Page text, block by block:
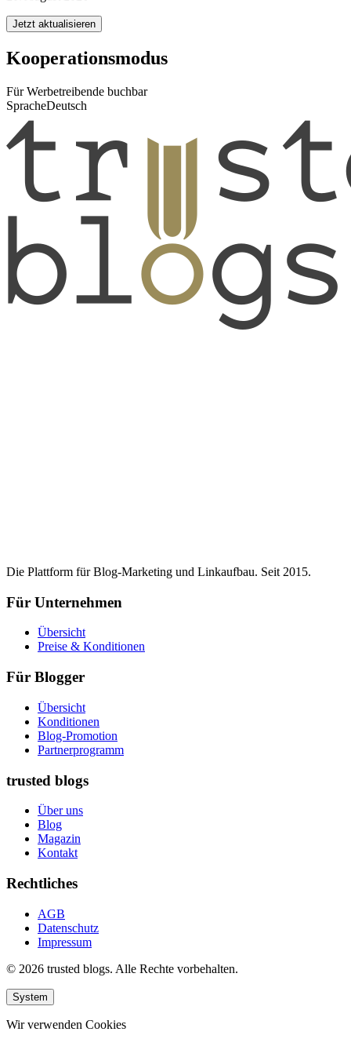
Jetzt aktualisieren
Kooperationsmodus
Für Werbetreibende buchbar
SpracheDeutsch
Die Plattform für Blog-Marketing und Linkaufbau. Seit 2015.
Für Unternehmen
Übersicht
Preise & Konditionen
Für Blogger
Übersicht
Konditionen
Blog-Promotion
Partnerprogramm
trusted blogs
Über uns
Blog
Magazin
Kontakt
Rechtliches
AGB
Datenschutz
Impressum
© 2026 trusted blogs. Alle Rechte vorbehalten.
System
Wir verwenden Cookies